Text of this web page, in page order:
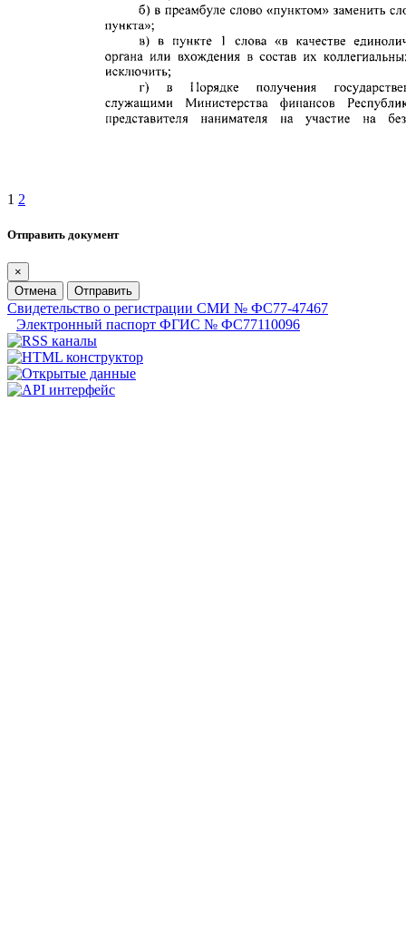
1 2
Отправить документ
×
Отмена
Отправить
Свидетельство о регистрации СМИ № ФС77-47467
Электронный паспорт ФГИС № ФС77110096